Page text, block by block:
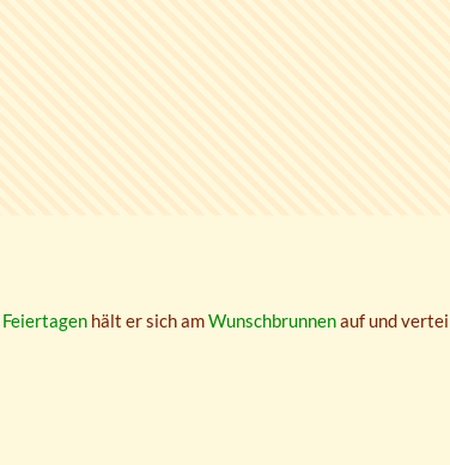
Feiertagenhält er sich amWunschbrunnenauf und